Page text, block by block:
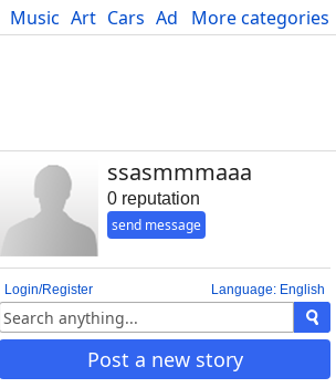
More categories
Music Art Cars Advice Science
ssasmmmaaa
0 reputation
send message
Language: English
Login/Register
Post a new story